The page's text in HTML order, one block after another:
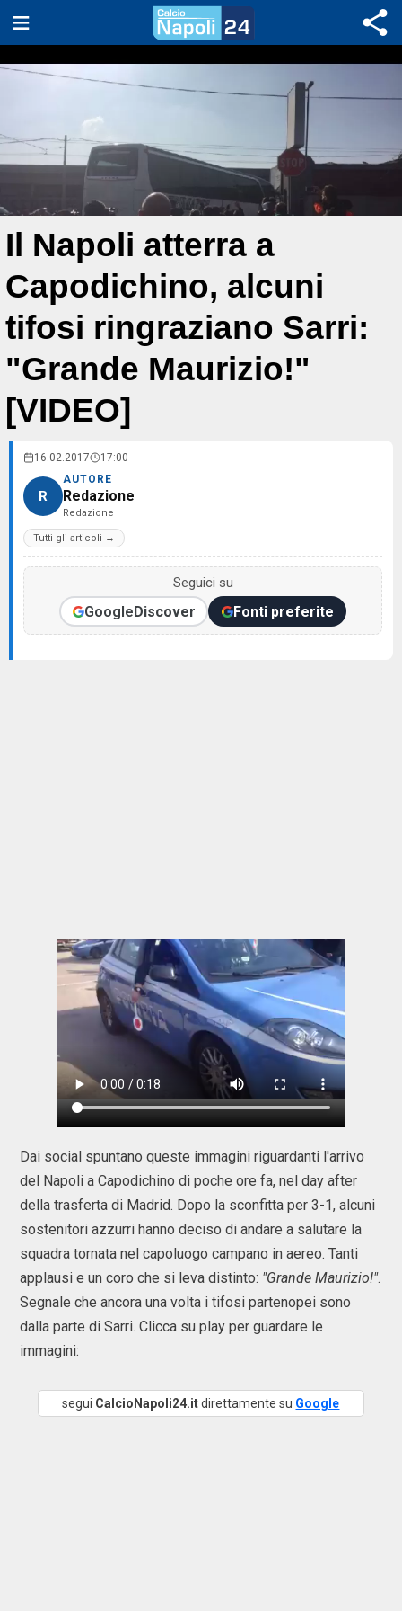
Il Napoli atterra a
Capodichino, alcuni
tifosi ringraziano Sarri:
"Grande Maurizio!"
[VIDEO]
16.02.2017 17:00
R
AUTORE
Redazione
Redazione
Tutti gli articoli →
Seguici su
GoogleDiscover Fonti preferite
Dai social spuntano queste immagini riguardanti l'arrivo
del Napoli a Capodichino di poche ore fa, nel day after
della trasferta di Madrid. Dopo la sconfitta per 3-1, alcuni
sostenitori azzurri hanno deciso di andare a salutare la
squadra tornata nel capoluogo campano in aereo. Tanti
applausi e un coro che si leva distinto: "Grande Maurizio!".
Segnale che ancora una volta i tifosi partenopei sono
dalla parte di Sarri. Clicca su play per guardare le
immagini:
segui CalcioNapoli24.itdirettamente su Google